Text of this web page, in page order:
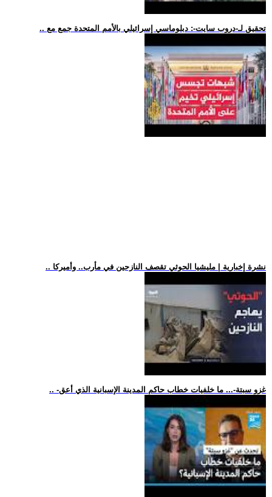
.. تحقيق لـ-دروب سايت-: دبلوماسي إسرائيلي بالأمم المتحدة جمع مع
.. نشرة إخبارية | مليشيا الحوثي تقصف النازحين في مأرب.. وأميركا
.. -غزو سبتة-... ما خلفيات خطاب حاكم المدينة الإسبانية الذي أعق